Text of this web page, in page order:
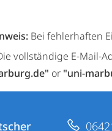
Bei fehlerhaften
vollständige E-Mail-
or "uni-